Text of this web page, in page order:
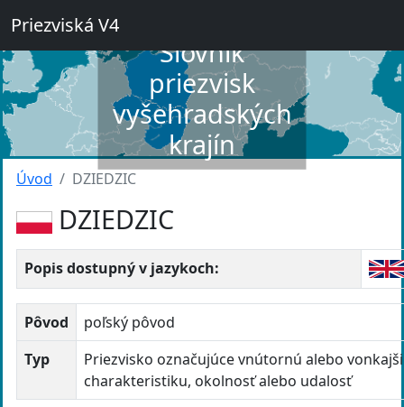
Priezviská V4
Slovník
priezvisk
vyšehradských
krajín
Úvod DZIEDZIC
DZIEDZIC
Popis dostupný v jazykoch:
Pôvod
poľský pôvod
Typ
Priezvisko označujúce vnútornú alebo
charakteristiku, okolnosť alebo udalosť